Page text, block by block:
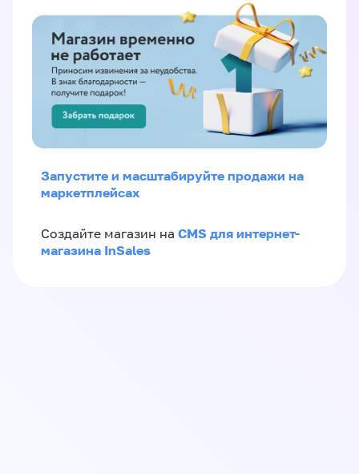
Запустите и масштабируйте продажи на
маркетплейсах
Создайте магазин на CMS для интернет-
магазина InSales